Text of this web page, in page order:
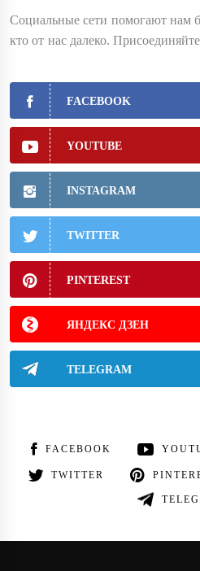
Социальные сети помогают нам
кто от нас далеко.
FACEBOOK
YOUTUBE
INSTAGRAM
TWITTER
PINTEREST
ЯНДЕКС ДЗЕН
TELEGRAM
FACEBOOK
TWITTER